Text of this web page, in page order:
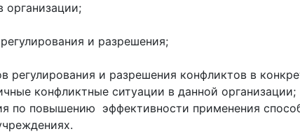
организации;
и разрешения;
регулирования и разрешения конфликтов в
конфликтные ситуации в данной организации;
по повышению эффективности применения